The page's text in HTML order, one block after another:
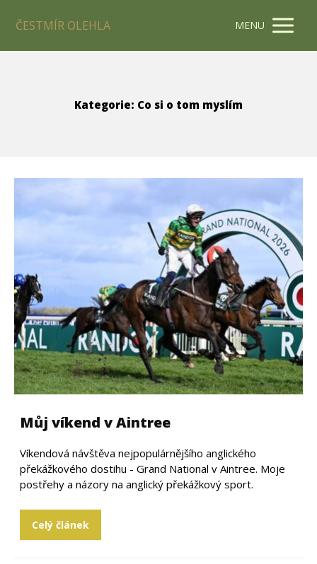
ČESTMÍR OLEHLA MENU
Kategorie: Co si o tom myslím
Můj víkend v Aintree
Víkendová návštěva nejpopulárnějšího anglického
překážkového dostihu - Grand National v Aintree. Moje
postřehy a názory na anglický překážkový sport.
Celý článek